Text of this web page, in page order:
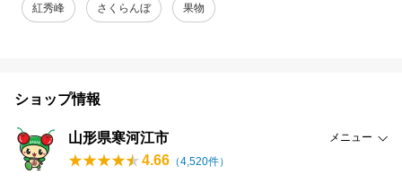
紅秀峰 さくらんぼ 果物
ショップ情報
山形県寒河江市 メニュー
4.66 （4,520件）